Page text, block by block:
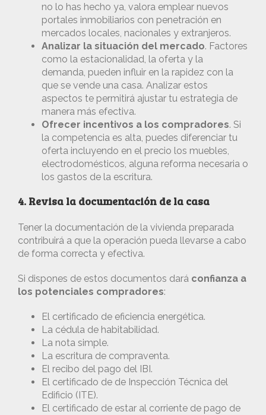
no lo has hecho ya, valora emplear nuevos
portales inmobiliarios con penetración en
mercados locales, nacionales y extranjeros.
Analizar la situación del mercado. Factores
como la estacionalidad, la oferta y la
demanda, pueden influir en la rapidez con la
que se vende una casa. Analizar estos
aspectos te permitirá ajustar tu estrategia de
manera más efectiva.
Ofrecer incentivos a los compradores. Si
la competencia es alta, puedes diferenciar tu
oferta incluyendo en el precio los muebles,
electrodomésticos, alguna reforma necesaria o
los gastos de la escritura.
4. Revisa la documentación de la casa
Tener la documentación de la vivienda preparada
contribuirá a que la operación pueda llevarse a cabo
de forma correcta y efectiva.
Si dispones de estos documentos dará confianza a
los potenciales compradores:
El certificado de eficiencia energética.
La cédula de habitabilidad.
La nota simple.
La escritura de compraventa.
El recibo del pago del IBI.
El certificado de de Inspección Técnica del
Edificio (ITE).
El certificado de estar al corriente de pago de